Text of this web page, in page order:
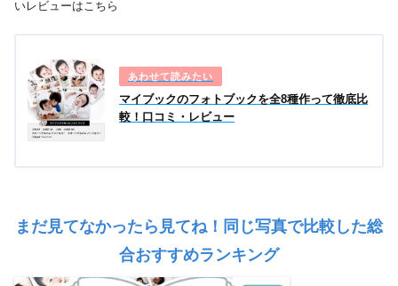
いレビューはこちら
マイブックのフォトブックを全8種作って徹底比
較！口コミ・レビュー
まだ見てなかったら見てね！同じ写真で比較した総
合おすすめランキング